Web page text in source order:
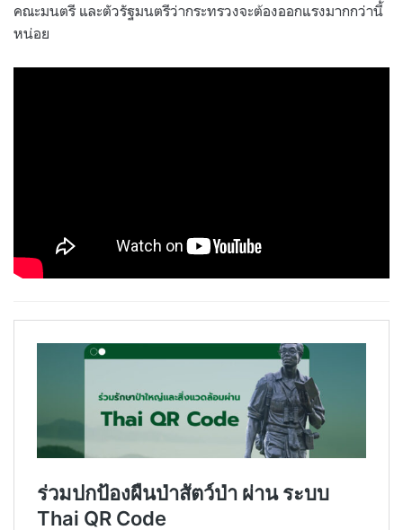
คณะมนตรี และตัวรัฐมนตรีว่ากระทรวงจะต้องออกแรงมากกว่านี้
หน่อย